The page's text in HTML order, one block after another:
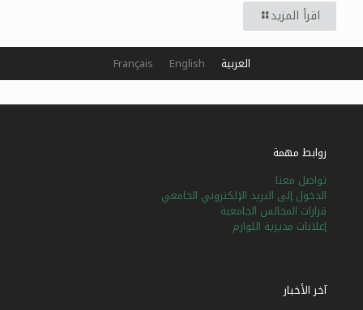
اقرأ المزيد
روابط مهمة
تواصل معنا
الدخول إلى البريد الإلكتروني الجامعي
قرارات المجالس الجامعية
إعلانات مديرية اللوازم
آخر الأخبار
العربية English
Français